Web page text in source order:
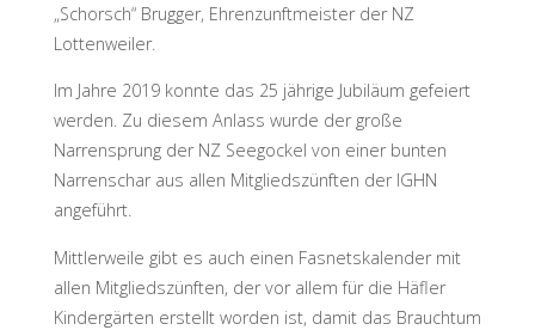
„Schorsch“ Brugger, Ehrenzunftmeister der NZ
Lottenweiler.
Im Jahre 2019 konnte das 25 jährige Jubiläum gefeiert
werden. Zu diesem Anlass wurde der große
Narrensprung der NZ Seegockel von einer bunten
Narrenschar aus allen Mitgliedszünften der IGHN
angeführt.
Mittlerweile gibt es auch einen Fasnetskalender mit
allen Mitgliedszünften, der vor allem für die Häfler
Kindergärten erstellt worden ist, damit das Brauchtum